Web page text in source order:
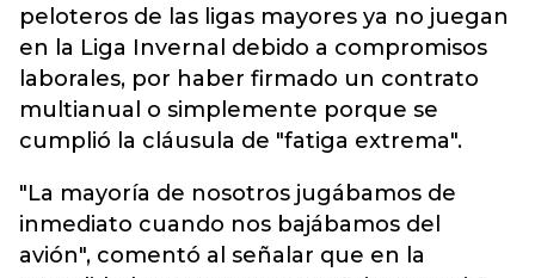
peloteros de las ligas mayores ya no juegan
en la Liga Invernal debido a compromisos
laborales, por haber firmado un contrato
multianual o simplemente porque se
cumplió la cláusula de "fatiga extrema".
"La mayoría de nosotros jugábamos de
inmediato cuando nos bajábamos del
avión", comentó al señalar que en la